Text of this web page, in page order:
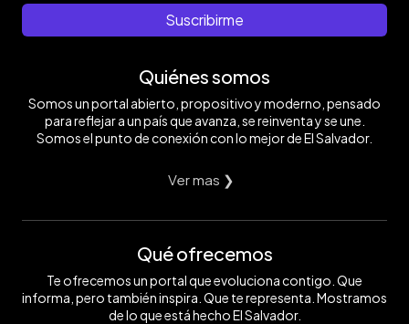
Suscribirme
Quiénes somos
Somos un portal abierto, propositivo y moderno, pensado
para reflejar a un país que avanza, se reinventa y se une.
Somos el punto de conexión con lo mejor de El Salvador.
Ver mas ❯
Qué ofrecemos
Te ofrecemos un portal que evoluciona contigo. Que
informa, pero también inspira. Que te representa. Mostramos
de lo que está hecho El Salvador.